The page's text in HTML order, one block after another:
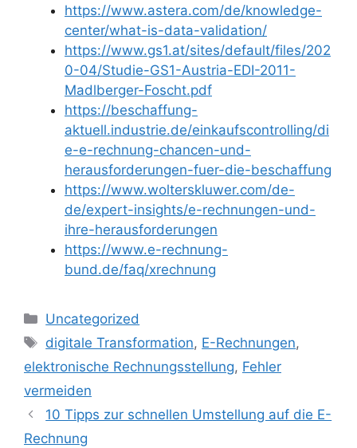
https://www.astera.com/de/knowledge-
center/what-is-data-validation/
https://www.gs1.at/sites/default/files/202
0-04/Studie-GS1-Austria-EDI-2011-
Madlberger-Foscht.pdf
https://beschaffung-
aktuell.industrie.de/einkaufscontrolling/di
e-e-rechnung-chancen-und-
herausforderungen-fuer-die-beschaffung
https://www.wolterskluwer.com/de-
de/expert-insights/e-rechnungen-und-
ihre-herausforderungen
https://www.e-rechnung-
bund.de/faq/xrechnung
Kategorien
Uncategorized
Schlagwörter
digitale Transformation, E-Rechnungen,
elektronische Rechnungsstellung, Fehler
vermeiden
10 Tipps zur schnellen Umstellung auf die E-
Rechnung